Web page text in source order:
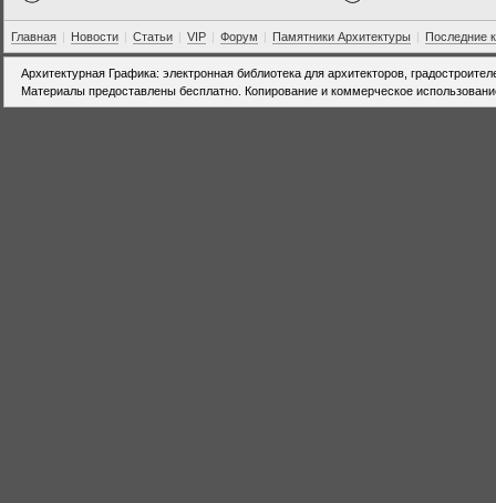
Главная | Новости | Статьи | VIP | Форум | Памятники Архитектуры | Последние
Архитектурная Графика: электронная библиотека для архитекторов,
Материалы предоставлены бесплатно. Копирование и коммерческое